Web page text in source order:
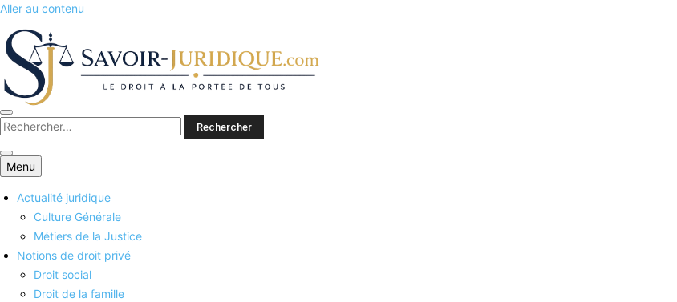
Aller au contenu
Savoirs juridiques
Menu
Actualité juridique
Culture Générale
Métiers de la Justice
Notions de droit privé
Droit social
Droit de la famille